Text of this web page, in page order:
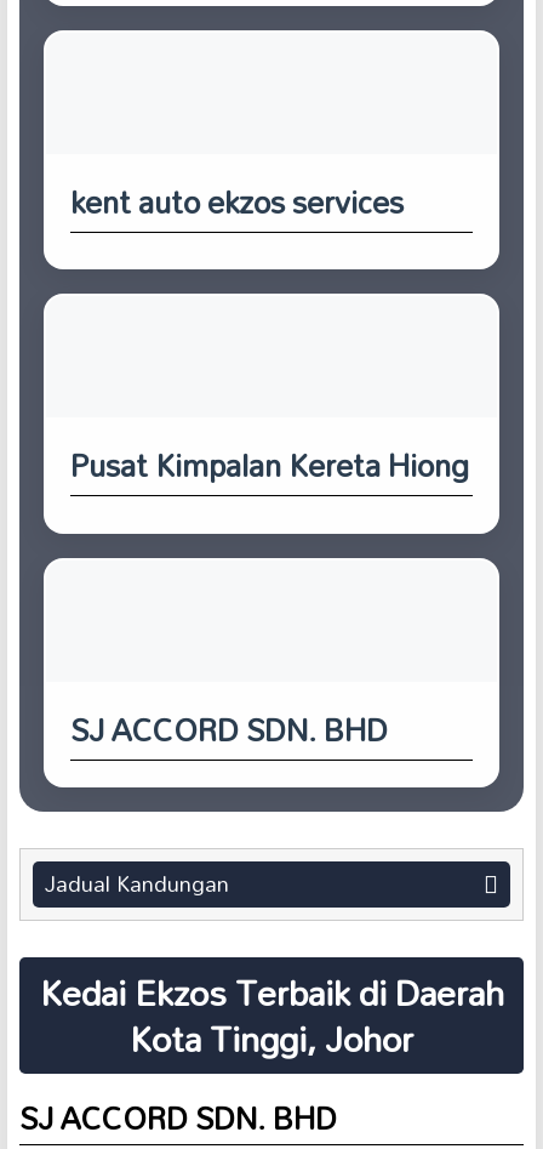
kent auto ekzos services
Pusat Kimpalan Kereta Hiong
SJ ACCORD SDN. BHD
Jadual Kandungan
Kedai Ekzos Terbaik di Daerah
Kota Tinggi, Johor
SJ ACCORD SDN. BHD